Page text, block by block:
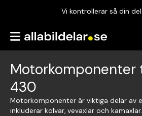
Vi kontrollerar så din
Garanterad
Vi kontrollerar så din del
Motorkomponenter
430
Motorkomponenter är viktiga delar av
inkluderar kolvar, vevaxlar och